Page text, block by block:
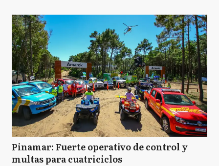
Pinamar: Fuerte operativo de control y
multas para cuatriciclos